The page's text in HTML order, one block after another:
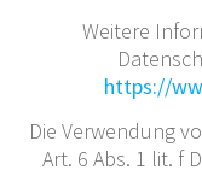
Weitere
https://
Die Verwendung
Art. 6 Abs. 1 lit. f